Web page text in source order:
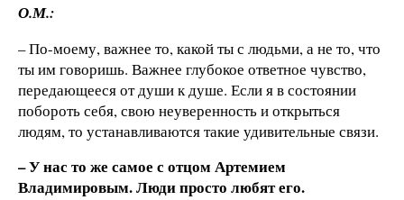
О.М.:
– По-моему, важнее то, какой ты с людьми, а не то, что
ты им говоришь. Важнее глубокое ответное чувство,
передающееся от души к душе. Если я в состоянии
побороть себя, свою неуверенность и открыться
людям, то устанавливаются такие удивительные связи.
– У нас то же самое с отцом Артемием
Владимировым. Люди просто любят его.